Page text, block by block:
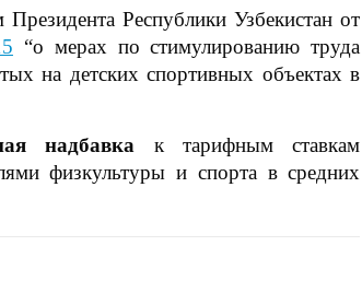
Президента Республики Узбекистан от
“о мерах по стимулированию труда
на детских спортивных объектах в
надбавка к тарифным ставкам
физкультуры и спорта в средних